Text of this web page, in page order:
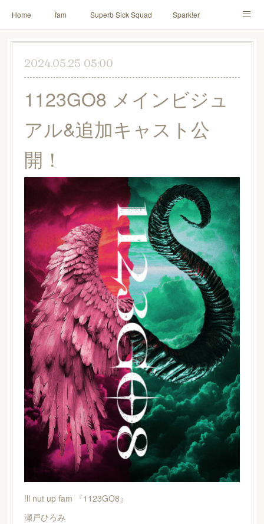
Home fam Superb Sick Squad Spark!er
M!X ♪ll nut up fam contact 「depenDANCE」
PINK THUNDER AILE! シャウト！
イルナップ強化週間 「バカサワギ-High-」「ハッピ⇒ギャルマインド」
2024.05.25 05:00
1123GO8 メインビジュ
アル&追加キャスト公
開！
!ll nut up fam 『1123GO8』
瀬戸ひろみ